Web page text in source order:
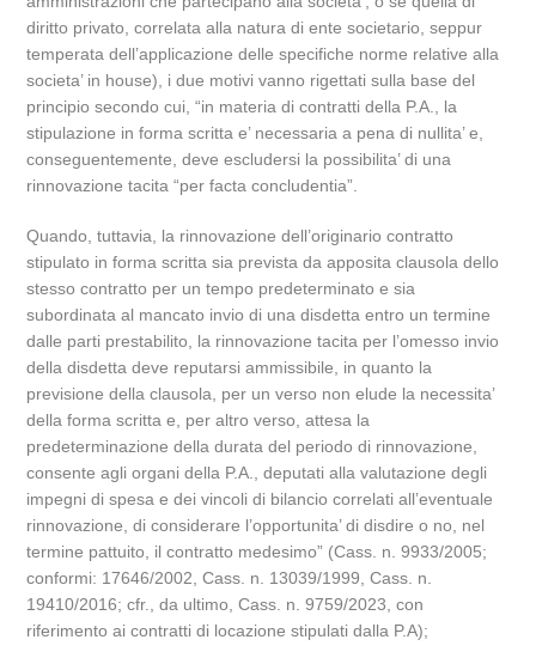
diritto privato, correlata alla natura di ente societario, seppur
temperata dell’applicazione delle specifiche norme relative alla
societa’ in house), i due motivi vanno rigettati sulla base del
principio secondo cui, “in materia di contratti della P.A., la
stipulazione in forma scritta e’ necessaria a pena di nullita’ e,
conseguentemente, deve escludersi la possibilita’ di una
rinnovazione tacita “per facta concludentia”.
Quando, tuttavia, la rinnovazione dell’originario contratto
stipulato in forma scritta sia prevista da apposita clausola dello
stesso contratto per un tempo predeterminato e sia
subordinata al mancato invio di una disdetta entro un termine
dalle parti prestabilito, la rinnovazione tacita per l’omesso invio
della disdetta deve reputarsi ammissibile, in quanto la
previsione della clausola, per un verso non elude la necessita’
della forma scritta e, per altro verso, attesa la
predeterminazione della durata del periodo di rinnovazione,
consente agli organi della P.A., deputati alla valutazione degli
impegni di spesa e dei vincoli di bilancio correlati all’eventuale
rinnovazione, di considerare l’opportunita’ di disdire o no, nel
termine pattuito, il contratto medesimo” (Cass. n. 9933/2005;
conformi: 17646/2002, Cass. n. 13039/1999, Cass. n.
19410/2016; cfr., da ultimo, Cass. n. 9759/2023, con
riferimento ai contratti di locazione stipulati dalla P.A);